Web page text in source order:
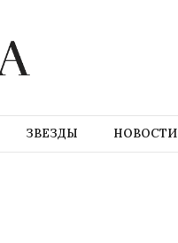
ЗВЕЗДЫ НОВОСТИ